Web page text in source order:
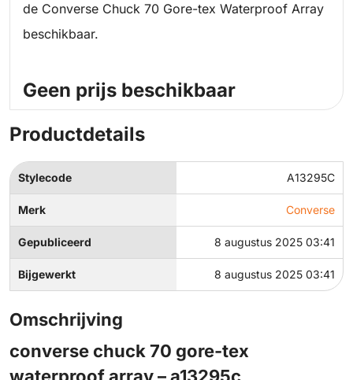
de Converse Chuck 70 Gore-tex Waterproof Array
beschikbaar.
Geen prijs beschikbaar
Productdetails
Stylecode A13295C
Merk Converse
Gepubliceerd 8 augustus 2025 03:41
Bijgewerkt 8 augustus 2025 03:41
Omschrijving
converse chuck 70 gore-tex